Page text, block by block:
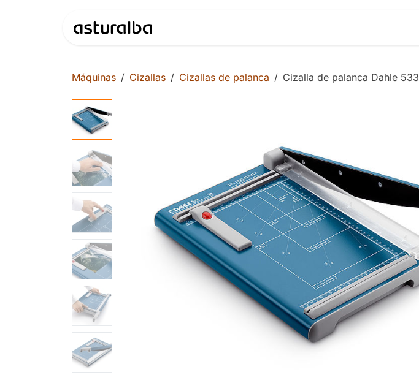
Máquinas Cizallas Cizallas de palanca Cizalla de palanca Dahle 533